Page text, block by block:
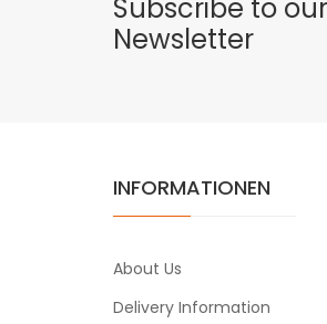
Subscribe to our
Newsletter
INFORMATIONEN
About Us
Delivery Information